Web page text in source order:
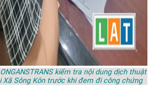
kiểm tra nội dung dịch thuật
Xã Sông Kôn trước khi đem đi công chứng